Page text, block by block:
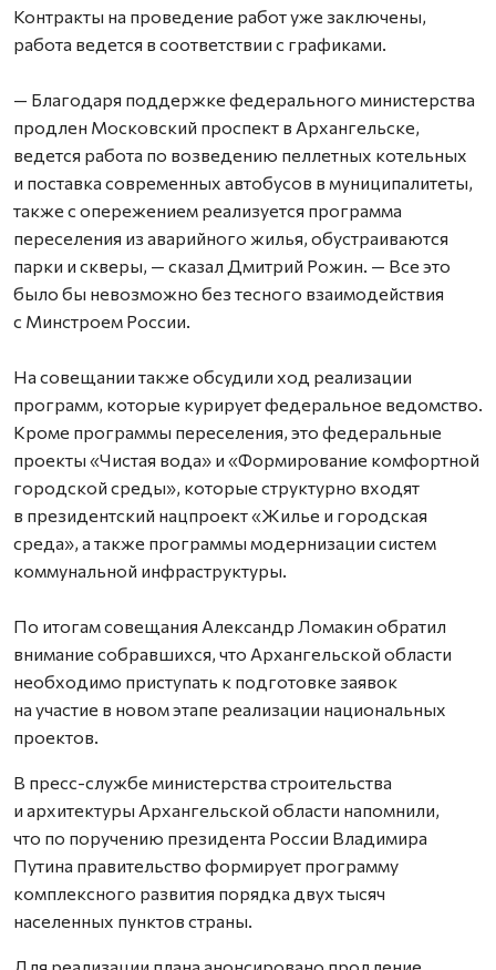
Контракты на проведение работ уже заключены,
работа ведется в соответствии с графиками.
— Благодаря поддержке федерального министерства
продлен Московский проспект в Архангельске,
ведется работа по возведению пеллетных котельных
и поставка современных автобусов в муниципалитеты,
также с опережением реализуется программа
переселения из аварийного жилья, обустраиваются
парки и скверы, — сказал Дмитрий Рожин. — Все это
было бы невозможно без тесного взаимодействия
с Минстроем России.
На совещании также обсудили ход реализации
программ, которые курирует федеральное ведомство.
Кроме программы переселения, это федеральные
проекты «Чистая вода» и «Формирование комфортной
городской среды», которые структурно входят
в президентский нацпроект «Жилье и городская
среда», а также программы модернизации систем
коммунальной инфраструктуры.
По итогам совещания Александр Ломакин обратил
внимание собравшихся, что Архангельской области
необходимо приступать к подготовке заявок
на участие в новом этапе реализации национальных
проектов.
В пресс-службе министерства строительства
и архитектуры Архангельской области напомнили,
что по поручению президента России Владимира
Путина правительство формирует программу
комплексного развития порядка двух тысяч
населенных пунктов страны.